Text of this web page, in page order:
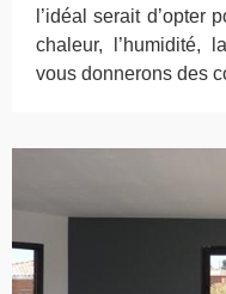
l’idéal serait d’opter
chaleur, l’humidité,
vous donnerons des